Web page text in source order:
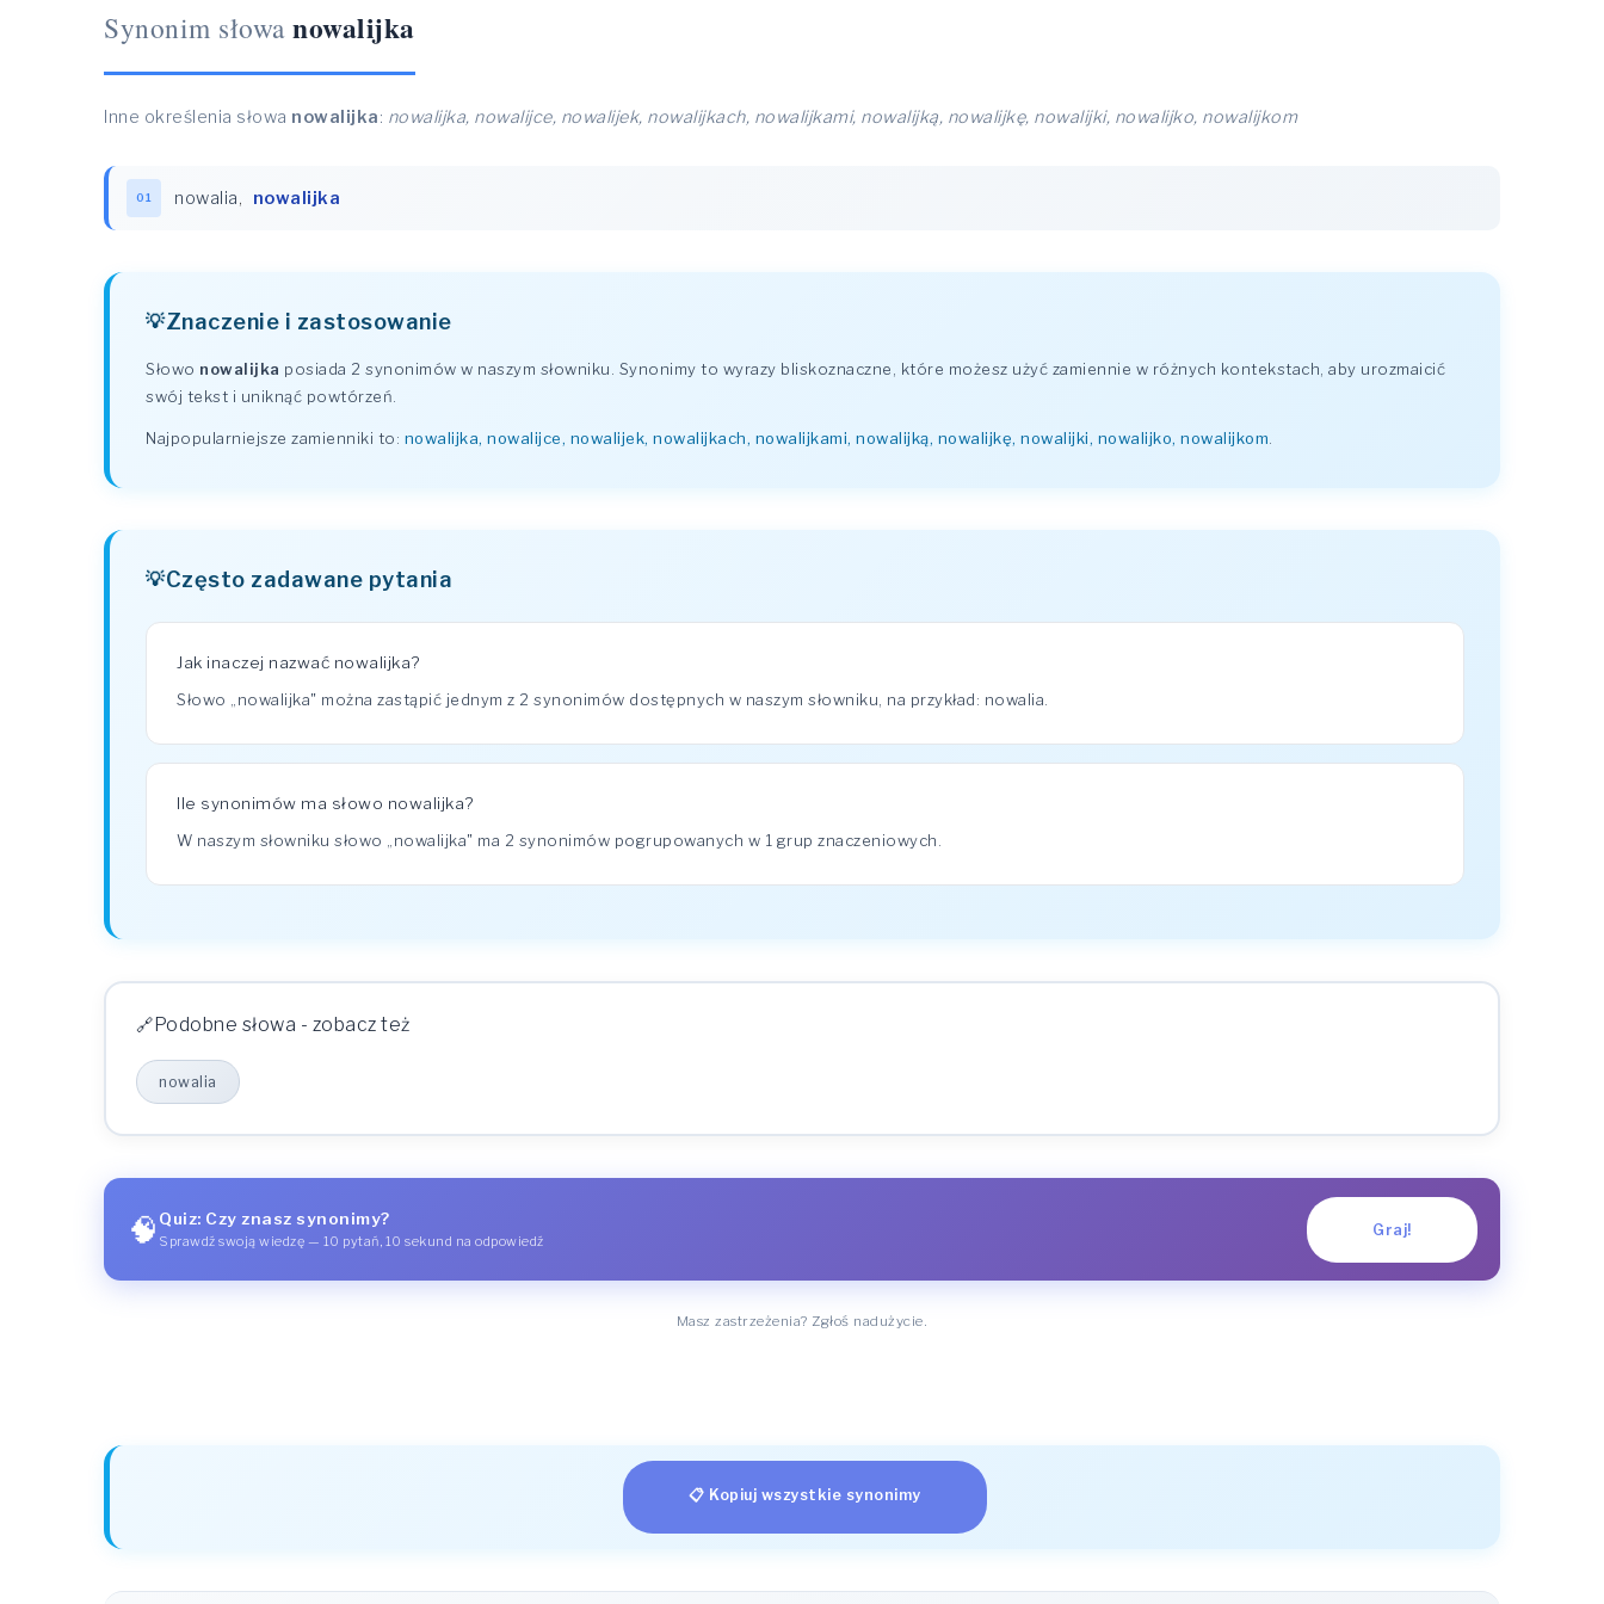
Synonim słowa nowalijka
Inne określenia słowa nowalijka: nowalijka, nowalijce, nowalijek, nowalijkach, nowalijkami, nowalijką, nowalijkę, nowalijki, nowalijko, nowalijkom
01 nowalia, nowalijka
Znaczenie i zastosowanie
Słowo nowalijka posiada 2 synonimów w naszym słowniku. Synonimy to wyrazy bliskoznaczne, które możesz użyć zamiennie w różnych kontekstach, aby urozmaicić
swój tekst i uniknąć powtórzeń.
Najpopularniejsze zamienniki to: nowalijka, nowalijce, nowalijek, nowalijkach, nowalijkami, nowalijką, nowalijkę, nowalijki, nowalijko, nowalijkom
Często zadawane pytania
Jak inaczej nazwać nowalijka?
Słowo „nowalijka" można zastąpić jednym z 2 synonimów dostępnych w naszym słowniku, na przykład: nowalia.
Ile synonimów ma słowo nowalijka?
W naszym słowniku słowo „nowalijka" ma 2 synonimów pogrupowanych w 1 grup znaczeniowych.
Podobne słowa - zobacz też
nowalia
🧠 Quiz: Czy znasz synonimy?
Sprawdź swoją wiedzę — 10 pytań, 10 sekund na odpowiedź
Graj!
Masz zastrzeżenia? Zgłoś nadużycie.
📋 Kopiuj wszystkie synonimy